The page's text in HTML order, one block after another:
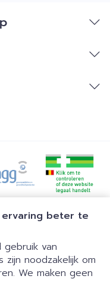
ervaring beter te
gebruik van
zijn noodzakelijk om
We maken geen